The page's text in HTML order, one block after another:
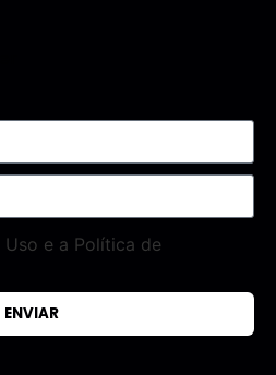
e a Política de
ENVIAR